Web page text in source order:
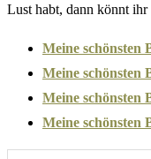
Lust habt, dann könnt ihr
Meine schönsten
Meine schönsten
Meine schönsten
Meine schönsten